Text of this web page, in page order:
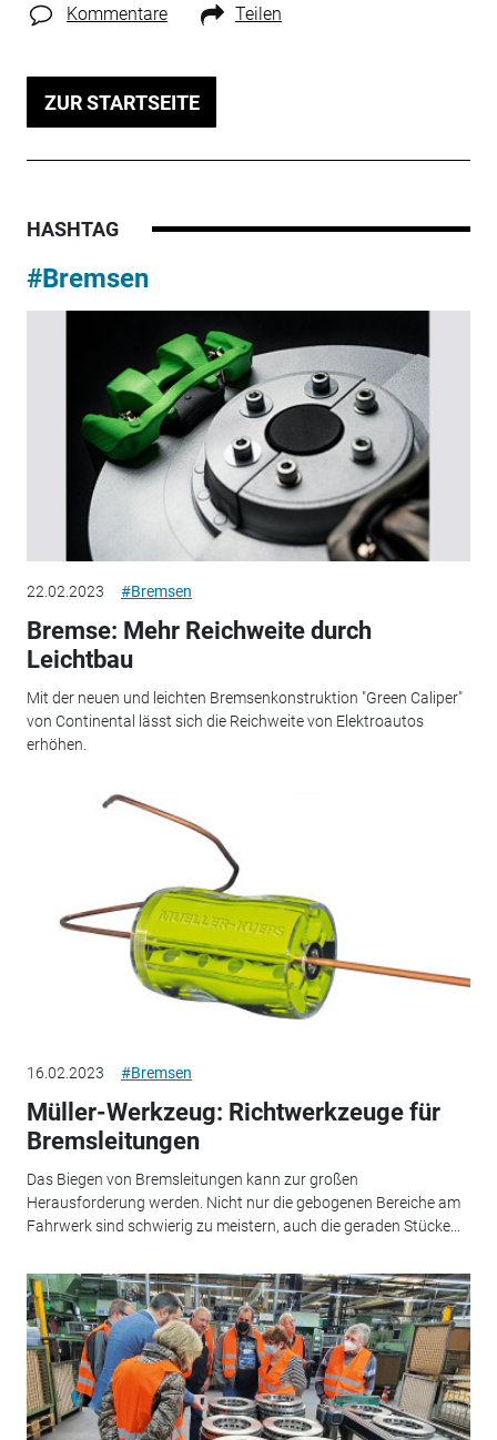
Kommentare Teilen
ZUR STARTSEITE
HASHTAG
#Bremsen
22.02.2023 #Bremsen
Bremse: Mehr Reichweite durch
Leichtbau
Mit der neuen und leichten Bremsenkonstruktion "Green Caliper"
von Continental lässt sich die Reichweite von Elektroautos
erhöhen.
16.02.2023 #Bremsen
Müller-Werkzeug: Richtwerkzeuge für
Bremsleitungen
Das Biegen von Bremsleitungen kann zur großen
Herausforderung werden. Nicht nur die gebogenen Bereiche am
Fahrwerk sind schwierig zu meistern, auch die geraden Stücke...